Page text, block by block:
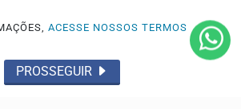
- Todos os direitos reservados
ACESSE NOSSOS TERMOS
PROSSEGUIR